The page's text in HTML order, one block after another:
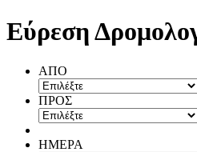
Εύρεση
ΑΠΟ
ΠΡΟΣ
ΗΜΕΡΑ